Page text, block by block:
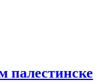
палестинске